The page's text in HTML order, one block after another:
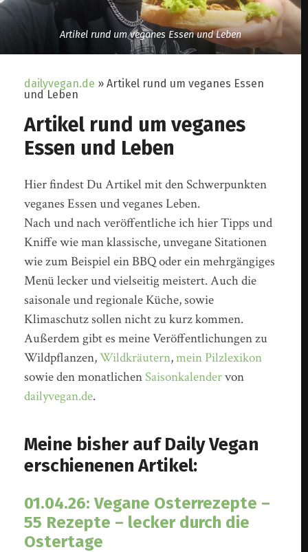
Artikel rund um veganes Essen und Leben
dailyvegan.de »Artikel rund um veganes Essen
und Leben
Artikel rund um veganes
Essen und Leben
Hier findest Du Artikel mit den Schwerpunkten
veganes Essen und veganes Leben.
Nach und nach veröffentliche ich hier Tipps und
Kniffe wie man klassische, unvegane Sitationen
wie zum Beispiel ein BBQ oder ein mehrgängiges
Menü lecker und vielseitig meistert. Auch die
saisonale und regionale Küche, sowie
Klimaschutz sollen nicht zu kurz kommen.
Außerdem gibt es meine Veröffentlichungen zu
Wildpflanzen,Wildkräutern,mein Pilzlexikon
sowie den monatlichen Saisonkalendervon
dailyvegan.de.
Meine bisher auf Daily Vegan
erschienenen Artikel:
01.04.26: Vegane Osterrezepte –
55 Rezepte – lecker durch die
Ostertage